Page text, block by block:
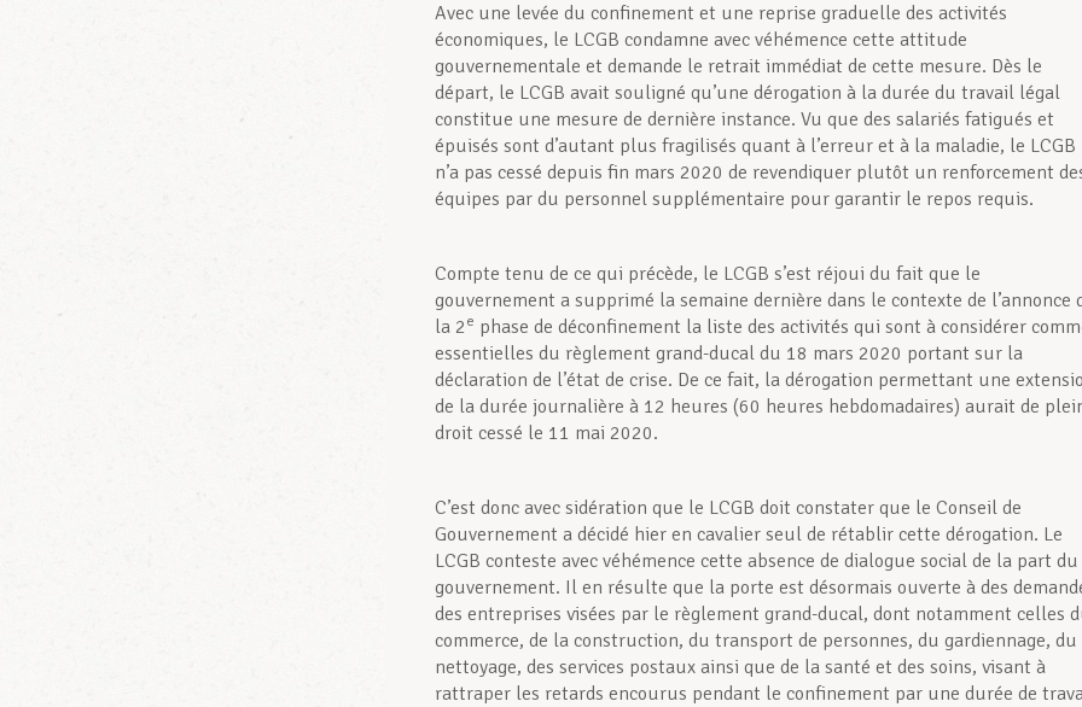
Avec une levée du confinement et une reprise graduelle des activités
économiques, le LCGB condamne avec véhémence cette attitude
gouvernementale et demande le retrait immédiat de cette mesure. Dès le
départ, le LCGB avait souligné qu’une dérogation à la durée du travail légal
constitue une mesure de dernière instance. Vu que des salariés fatigués et
épuisés sont d’autant plus fragilisés quant à l’erreur et à la maladie, le LCGB
n’a pas cessé depuis fin mars 2020 de revendiquer plutôt un renforcement
équipes par du personnel supplémentaire pour garantir le repos requis.
Compte tenu de ce qui précède, le LCGB s’est réjoui du fait que le
gouvernement a supprimé la semaine dernière dans le contexte de l’annonce
la 2 e phase de déconfinement la liste des activités qui sont à considérer
essentielles du règlement grand-ducal du 18 mars 2020 portant sur la
déclaration de l’état de crise. De ce fait, la dérogation permettant une
de la durée journalière à 12 heures (60 heures hebdomadaires) aurait de
droit cessé le 11 mai 2020.
C’est donc avec sidération que le LCGB doit constater que le Conseil de
Gouvernement a décidé hier en cavalier seul de rétablir cette dérogation. Le
LCGB conteste avec véhémence cette absence de dialogue social de la part du
gouvernement. Il en résulte que la porte est désormais ouverte à des
des entreprises visées par le règlement grand-ducal, dont notamment celles
commerce, de la construction, du transport de personnes, du gardiennage, du
nettoyage, des services postaux ainsi que de la santé et des soins, visant à
rattraper les retards encourus pendant le confinement par une durée de